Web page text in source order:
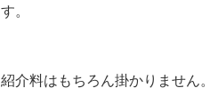
す。
紹介料はもちろん掛かりません。